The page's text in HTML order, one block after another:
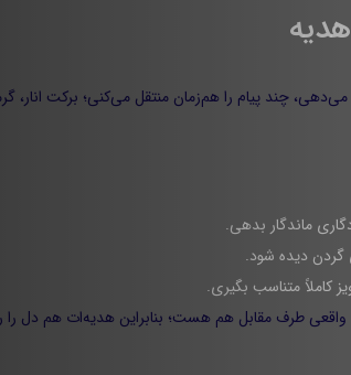
چند پیام را هم‌زمان منتقل می‌کنی؛ برکت
ماندگار بدهی.
گردن دیده شود.
کاملاً متناسب بگیری.
طرف مقابل هم هست؛ بنابراین هدیه‌ات هم دل